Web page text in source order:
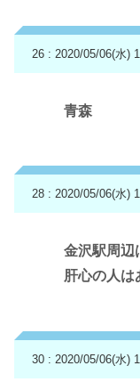
26 : 2020/05/06(水)
青森
28 : 2020/05/06(水)
金沢駅周辺
肝心の人は
30 : 2020/05/06(水)